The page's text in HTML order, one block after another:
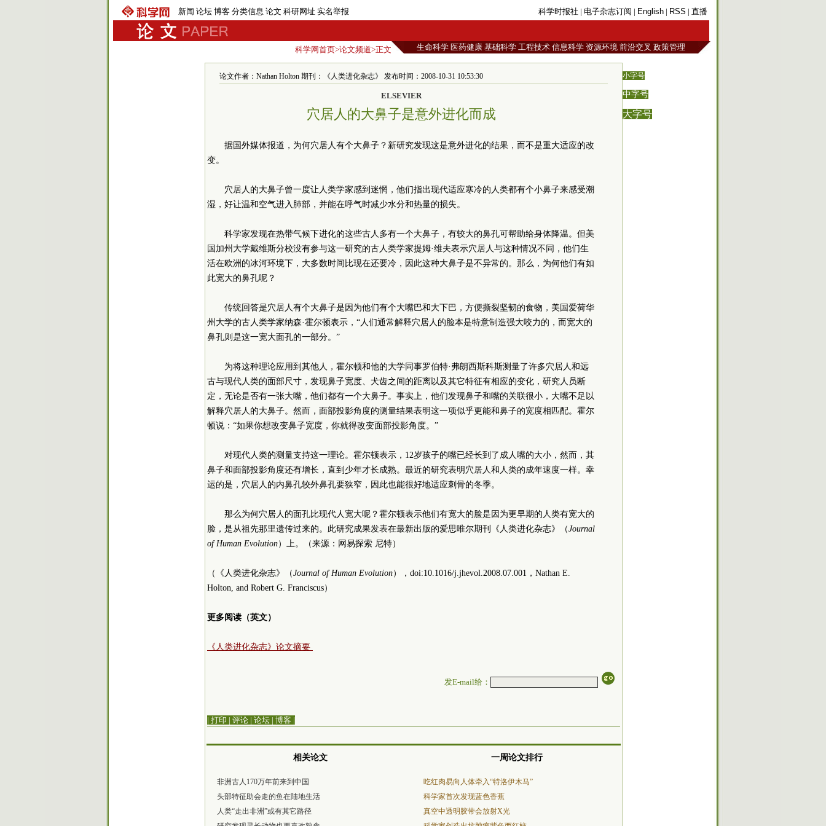
新闻 论坛 博客 分类信息 论文 科研网址 实名举报 科学时报社 | 电子杂志订阅 | English | RSS | 直播
科学网首页>论文频道>正文 生命科学 医药健康 基础科学 工程技术 信息科学 资源环境 前沿交叉 政策管理
论文作者：Nathan Holton 期刊：《人类进化杂志》 发布时间：2008-10-31 10:53:30
ELSEVIER
穴居人的大鼻子是意外进化而成
据国外媒体报道，为何穴居人有个大鼻子？新研究发现这是意外进化的结果，而不是重大适应的改
变。
穴居人的大鼻子曾一度让人类学家感到迷惘，他们指出现代适应寒冷的人类都有个小鼻子来感受潮
湿，好让温和空气进入肺部，并能在呼气时减少水分和热量的损失。
科学家发现在热带气候下进化的这些古人多有一个大鼻子，有较大的鼻孔可帮助给身体降温。但美
国加州大学戴维斯分校没有参与这一研究的古人类学家提姆·维夫表示穴居人与这种情况不同，他们生
活在欧洲的冰河环境下，大多数时间比现在还要冷，因此这种大鼻子是不异常的。那么，为何他们有如
此宽大的鼻孔呢？
传统回答是穴居人有个大鼻子是因为他们有个大嘴巴和大下巴，方便撕裂坚韧的食物，美国爱荷华
州大学的古人类学家纳森·霍尔顿表示，“人们通常解释穴居人的脸本是特意制造强大咬力的，而宽大的
鼻孔则是这一宽大面孔的一部分。”
为将这种理论应用到其他人，霍尔顿和他的大学同事罗伯特·弗朗西斯科斯测量了许多穴居人和远
古与现代人类的面部尺寸，发现鼻子宽度、犬齿之间的距离以及其它特征有相应的变化，研究人员断
定，无论是否有一张大嘴，他们都有一个大鼻子。事实上，他们发现鼻子和嘴的关联很小，大嘴不足以
解释穴居人的大鼻子。然而，面部投影角度的测量结果表明这一项似乎更能和鼻子的宽度相匹配。霍尔
顿说：“如果你想改变鼻子宽度，你就得改变面部投影角度。”
对现代人类的测量支持这一理论。霍尔顿表示，12岁孩子的嘴已经长到了成人嘴的大小，然而，其
鼻子和面部投影角度还有增长，直到少年才长成熟。最近的研究表明穴居人和人类的成年速度一样。幸
运的是，穴居人的内鼻孔较外鼻孔要狭窄，因此也能很好地适应刺骨的冬季。
那么为何穴居人的面孔比现代人宽大呢？霍尔顿表示他们有宽大的脸是因为更早期的人类有宽大的
脸，是从祖先那里遗传过来的。此研究成果发表在最新出版的爱思唯尔期刊《人类进化杂志》（Journal
of Human Evolution）上。（来源：网易探索 尼特）
（《人类进化杂志》（Journal of Human Evolution），doi:10.1016/j.jhevol.2008.07.001，Nathan E.
Holton, and Robert G. Franciscus）
更多阅读（英文）
《人类进化杂志》论文摘要
发E-mail给：
| 打印 | 评论 | 论坛 | 博客 |
相关论文
非洲古人170万年前来到中国
头部特征助会走的鱼在陆地生活
人类“走出非洲”或有其它路径
一周论文排行
吃红肉易向人体牵入“特洛伊木马”
科学家首次发现蓝色香蕉
真空中透明胶带会放射X光
小字号
中字号
大字号